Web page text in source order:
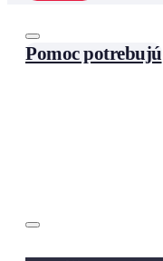
Pomoc potrebujú